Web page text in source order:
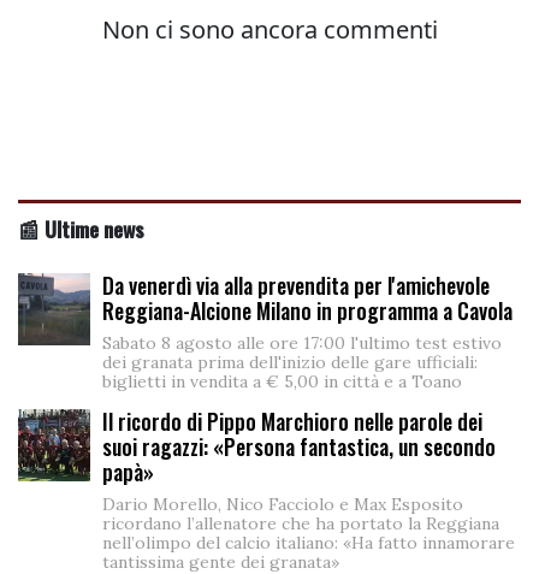
📰 Ultime news
Da venerdì via alla prevendita per l'amichevole
Reggiana-Alcione Milano in programma a Cavola
Sabato 8 agosto alle ore 17:00 l'ultimo test estivo
dei granata prima dell'inizio delle gare ufficiali:
biglietti in vendita a € 5,00 in città e a Toano
Il ricordo di Pippo Marchioro nelle parole dei
suoi ragazzi: «Persona fantastica, un secondo
papà»
Dario Morello, Nico Facciolo e Max Esposito
ricordano l’allenatore che ha portato la Reggiana
nell’olimpo del calcio italiano: «Ha fatto innamorare
tantissima gente dei granata»